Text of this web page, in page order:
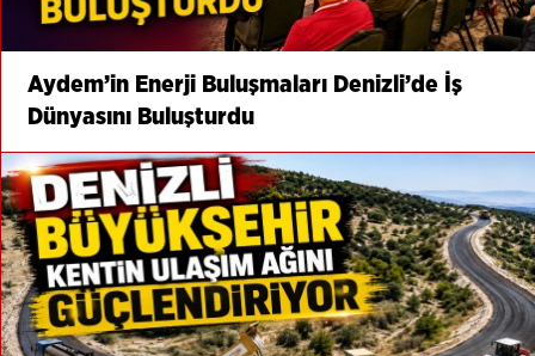
Aydem’in Enerji Buluşmaları Denizli’de İş
Dünyasını Buluşturdu